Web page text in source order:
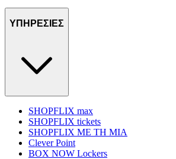
ΥΠΗΡΕΣΙΕΣ
SHOPFLIX max
SHOPFLIX tickets
SHOPFLIX ΜΕ ΤΗ ΜΙΑ
Clever Point
BOX NOW Lockers